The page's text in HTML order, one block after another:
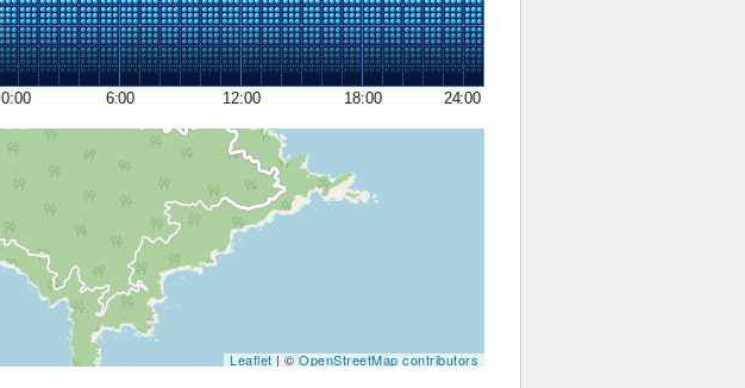
0:00
6:00 12:00 18:00 24:00
Leaflet| ©OpenStreetMap contributors